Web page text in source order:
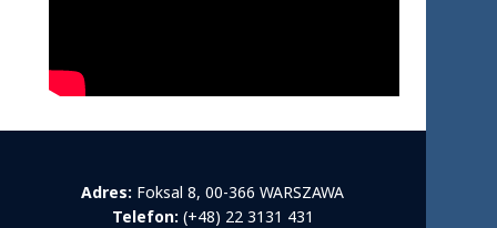
Adres: Foksal 8, 00-366 WARSZAWA
Telefon: (+48) 22 3131 431